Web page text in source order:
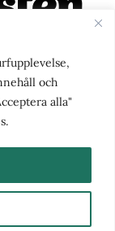
och
alla"
på nätet. Med
för det större
för nyheter,
1988 och